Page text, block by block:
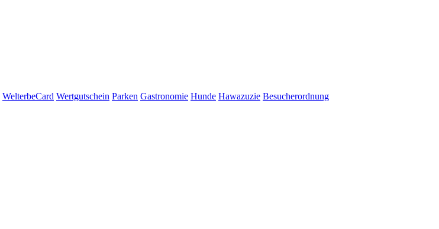
WelterbeCard Wertgutschein Parken Gastronomie Hunde Hawazuzie Besucherordnung